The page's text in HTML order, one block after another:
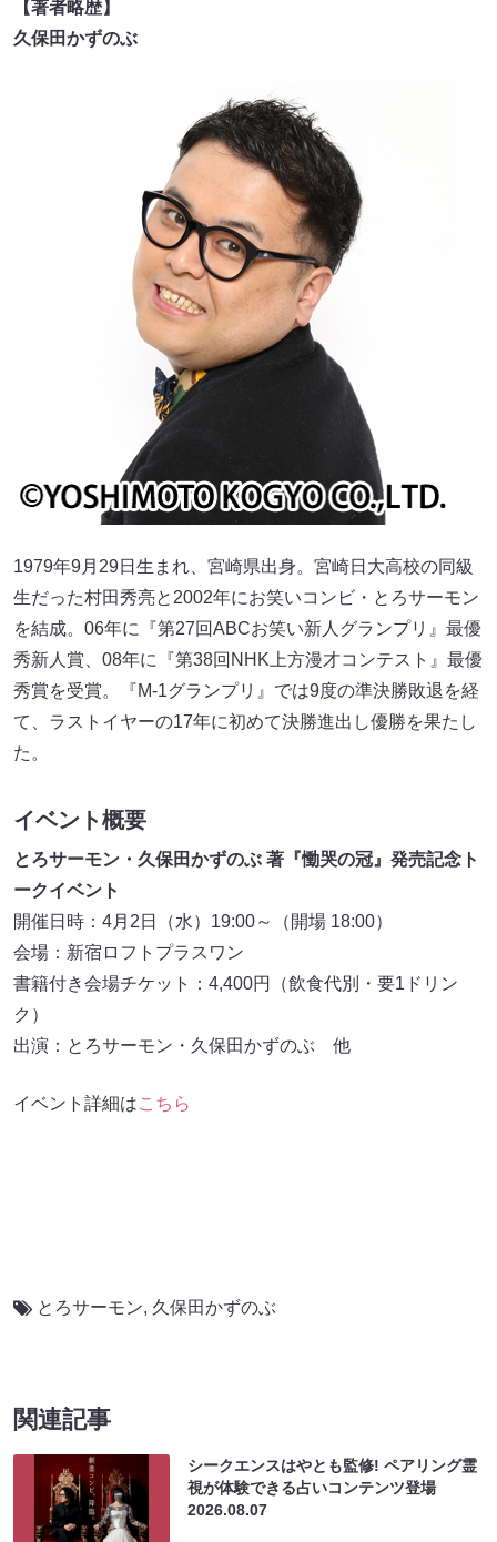
【著者略歴】
久保田かずのぶ
1979年9月29日生まれ、宮崎県出身。宮崎日大高校の同級
生だった村田秀亮と2002年にお笑いコンビ・とろサーモン
を結成。06年に『第27回ABCお笑い新人グランプリ』最優
秀新人賞、08年に『第38回NHK上方漫才コンテスト』最優
秀賞を受賞。『M-1グランプリ』では9度の準決勝敗退を経
て、ラストイヤーの17年に初めて決勝進出し優勝を果たし
た。
イベント概要
とろサーモン・久保田かずのぶ 著『慟哭の冠』発売記念ト
ークイベント
開催日時：4月2日（水）19:00～（開場 18:00）
会場：新宿ロフトプラスワン
書籍付き会場チケット：4,400円（飲食代別・要1ドリン
ク）
出演：とろサーモン・久保田かずのぶ 他
イベント詳細はこちら
とろサーモン, 久保田かずのぶ
関連記事
シークエンスはやとも監修! ペアリング霊
視が体験できる占いコンテンツ登場
2026.08.07